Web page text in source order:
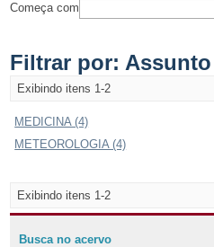
Começa com
Filtrar por: Assunto
Exibindo itens 1-2
MEDICINA (4)
METEOROLOGIA (4)
Exibindo itens 1-2
Busca no acervo